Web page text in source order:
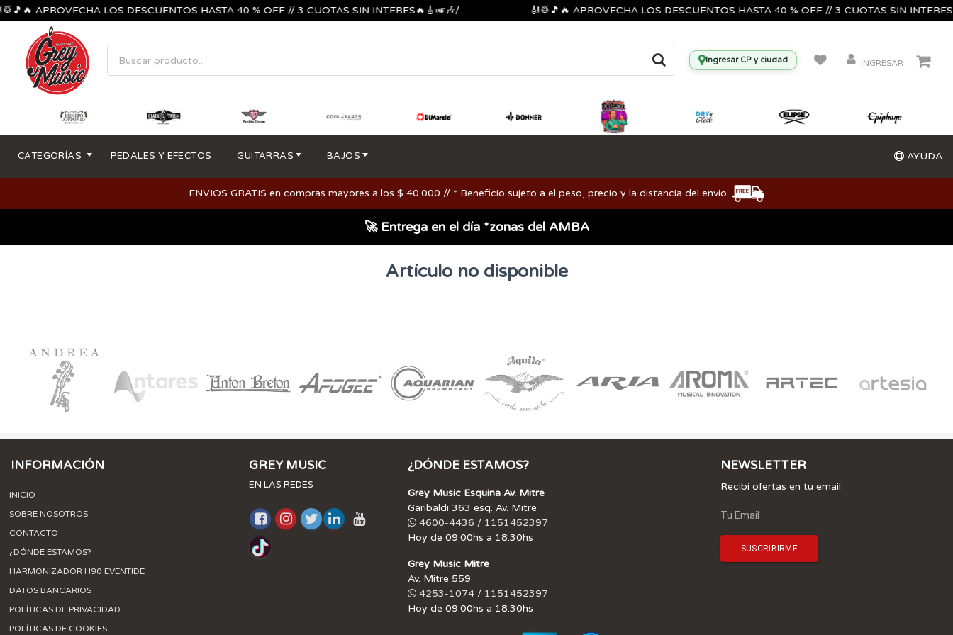
APROVECHA LOS DESCUENTOS HASTA 40 % OFF // 3 CUOTAS SIN INTERES🔥🎸🎺🎶/ 🎻🥁🎵🔥 APROVECHA LOS DESCUENTOS HASTA 40 % OFF // 3 CUOTAS SIN
Ingresar CP y ciudad INGRESAR
CATEGORÍAS PEDALES Y EFECTOS GUITARRAS BAJOS AYUDA
ENVIOS GRATIS en compras mayores a los $ 40.000 // * Beneficio sujeto a el peso, precio y la distancia del envío
🚀 Entrega en el día *zonas del AMBA
Artículo no disponible
INFORMACIÓN
INICIO
SOBRE NOSOTROS
CONTACTO
¿DÓNDE ESTAMOS?
HARMONIZADOR H90 EVENTIDE
DATOS BANCARIOS
POLÍTICAS DE PRIVACIDAD
POLÍTICAS DE COOKIES
GREY MUSIC
EN LAS REDES
¿DÓNDE ESTAMOS?
Grey Music Esquina Av. Mitre
Garibaldi 363 esq. Av. Mitre
4600-4436 / 1151452397
Hoy de 09:00hs a 18:30hs
Grey Music Mitre
Av. Mitre 559
4253-1074 / 1151452397
Hoy de 09:00hs a 18:30hs
NEWSLETTER
Recibí ofertas en tu email